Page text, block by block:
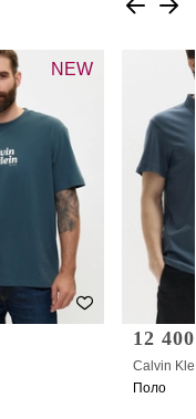
NEW
12
Calvin
Поло